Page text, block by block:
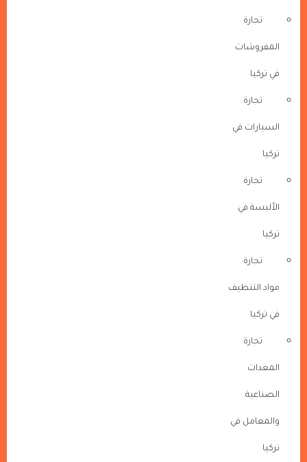
تجارة
المفروشات
في تركيا
تجارة
السيارات في
تركيا
تجارة
الألبسة في
تركيا
تجارة
مواد التنظيف
في تركيا
تجارة
المعدات
الصناعية
والمعامل في
تركيا